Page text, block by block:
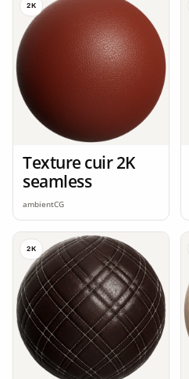
2K
Texture cuir 2K
seamless
ambientCG
2K